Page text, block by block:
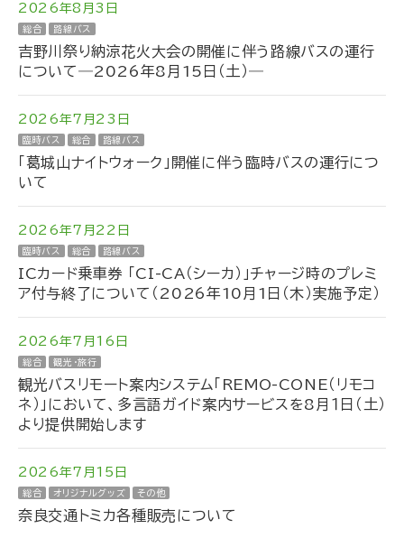
2026年8月3日
総合 路線バス
吉野川祭り納涼花火大会の開催に伴う路線バスの運行
について―2026年8月15日（土）―
2026年7月23日
臨時バス 総合 路線バス
「葛城山ナイトウォーク」開催に伴う臨時バスの運行につ
いて
2026年7月22日
臨時バス 総合 路線バス
ICカード乗車券 「CI-CA（シーカ）」チャージ時のプレミ
ア付与終了について（2026年10月1日（木）実施予定）
2026年7月16日
総合 観光・旅行
観光バスリモート案内システム「REMO-CONE（リモコ
ネ）」において、多言語ガイド案内サービスを8月１日（土）
より提供開始します
2026年7月15日
総合 オリジナルグッズ その他
奈良交通トミカ各種販売について